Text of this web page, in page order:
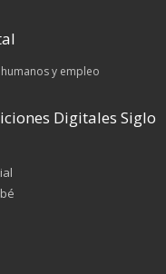
y empleo
Digitales Siglo